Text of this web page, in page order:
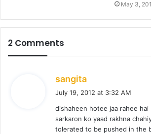
May 3,
2 Comments
sangita
a
s
:
July 19, 2012 at 3:32 AM
dishaheen hotee jaa rahee
sarkaron ko yaad rakhna
tolerated to be pushed in the